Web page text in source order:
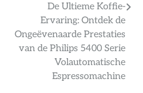
De Ultieme Koffie-
Ervaring: Ontdek de
Ongeëvenaarde Prestaties
van de Philips 5400 Serie
Volautomatische
Espressomachine